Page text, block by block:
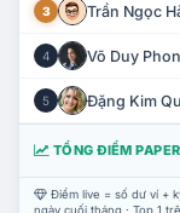
3 Trần Ngọc
4 Võ Duy
5 Đặng Kim
TỔNG ĐIỂM
Điểm live = số dư ví +
ngày cuối tháng · Top 1